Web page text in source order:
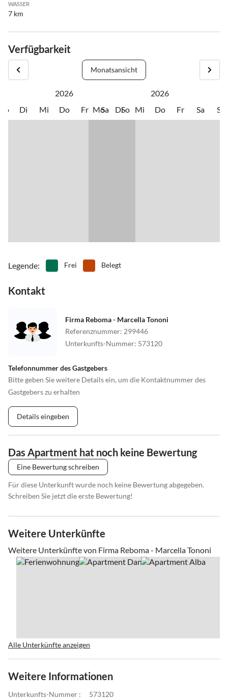
WASSER
7 km
Verfügbarkeit
Monatsansicht
2026
Di Mi Do Fr Sa So
2026
Mo
Di Mi Do Fr Sa So
Legende: Frei Belegt
Kontakt
Firma Reboma - Marcella Tononi
Referenznummer: 299446
Unterkunfts-Nummer: 573120
Telefonnummer des Gastgebers
Bitte geben Sie weitere Details ein, um die Kontaktnummer des
Gastgebers zu erhalten
Details eingeben
Das Apartment hat noch keine Bewertung
Eine Bewertung schreiben
Für diese Unterkunft wurde noch keine Bewertung abgegeben.
Schreiben Sie jetzt die erste Bewertung!
Weitere Unterkünfte
Weitere Unterkünfte von Firma Reboma - Marcella Tononi
Alle Unterkünfte anzeigen
Weitere Informationen
Unterkunfts-Nummer : 573120